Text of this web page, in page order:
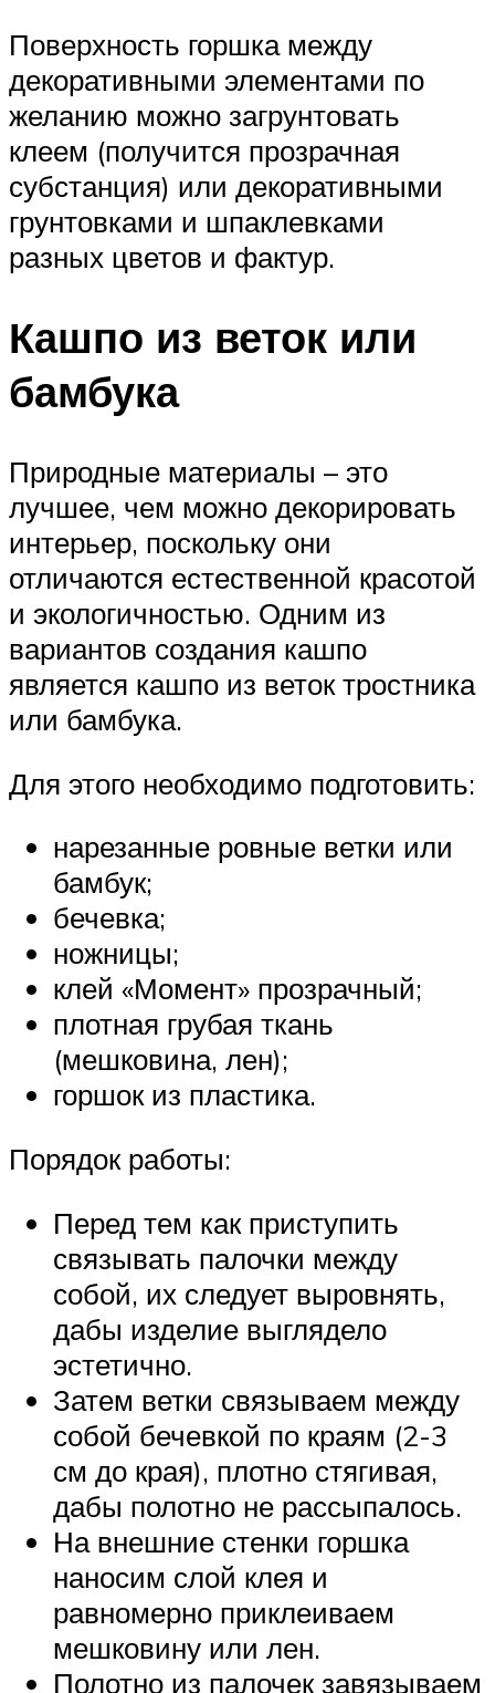
Поверхность горшка между
декоративными элементами по
желанию можно загрунтовать
клеем (получится прозрачная
субстанция) или декоративными
грунтовками и шпаклевками
разных цветов и фактур.
Кашпо из веток или
бамбука
Природные материалы – это
лучшее, чем можно декорировать
интерьер, поскольку они
отличаются естественной красотой
и экологичностью. Одним из
вариантов создания кашпо
является кашпо из веток тростника
или бамбука.
Для этого необходимо подготовить:
нарезанные ровные ветки или
бамбук;
бечевка;
ножницы;
клей «Момент» прозрачный;
плотная грубая ткань
(мешковина, лен);
горшок из пластика.
Порядок работы:
Перед тем как приступить
связывать палочки между
собой, их следует выровнять,
дабы изделие выглядело
эстетично.
Затем ветки связываем между
собой бечевкой по краям (2-3
см до края), плотно стягивая,
дабы полотно не рассыпалось.
На внешние стенки горшка
наносим слой клея и
равномерно приклеиваем
мешковину или лен.
Полотно из палочек завязываем